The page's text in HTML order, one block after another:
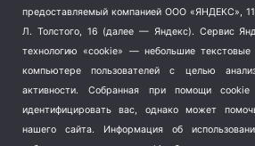
Терроризм (1)
Транспорт (262)
Туризм (178)
Флот (76)
предоставляемый компанией ООО «ЯНДЕКС»,
Л. Толстого, 16 (далее — Яндекс). Сервис
технологию «cookie» — небольшие
компьютере пользователей с целью
активности.
Собранная при помощи
идентифицировать вас, однако может
нашего сайта. Информация об